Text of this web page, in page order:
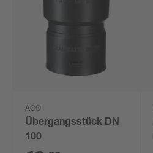
ACO
Übergangsstück DN
100